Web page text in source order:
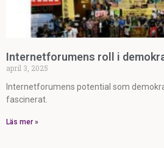
Internetforumens roll i
april 3, 2025
Internetforumens potential som
fascinerat.
Läs mer »